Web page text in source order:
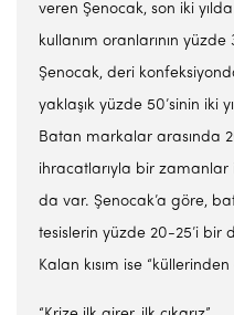
veren Şenocak, son iki
kullanım oranlarının
Şenocak, deri
yaklaşık yüzde 50’sinin iki
Batan markalar arasında
ihracatlarıyla bir
da var. Şenocak’a göre,
tesislerin yüzde 20-25’i bir
Kalan kısım ise